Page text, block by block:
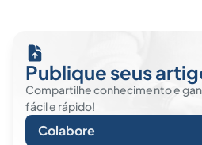
Publique seus
Compartilhe conhecimento e
fácil e rápido!
Colabore